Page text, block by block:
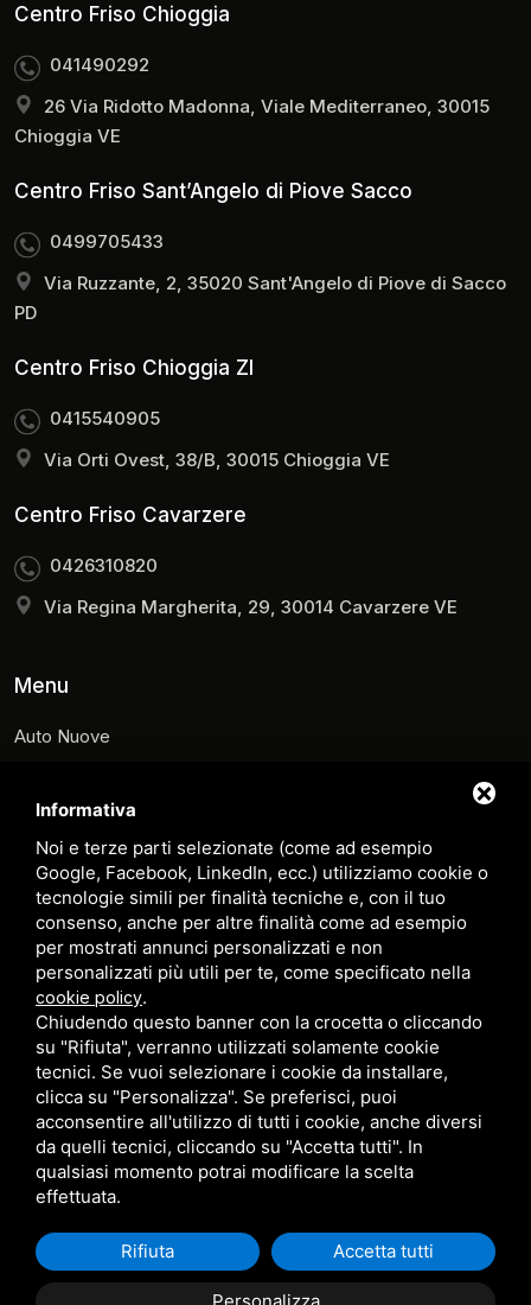
Menu
Auto Nuove
Auto Usate
Noleggio
Scooter e Monopattini
Carrelli
Veicoli Commerciali
Prenota Officina
Contatti
Sitemap
Privacy Policy
Centro Friso Chioggia
041490292
26 Via Ridotto Madonna, Viale Mediterraneo, 30015
Chioggia VE
Centro Friso Sant’Angelo di Piove Sacco
0499705433
Via Ruzzante, 2, 35020 Sant'Angelo di Piove di Sacco
PD
Centro Friso Chioggia ZI
0415540905
Via Orti Ovest, 38/B, 30015 Chioggia VE
Centro Friso Cavarzere
0426310820
Via Regina Margherita, 29, 30014 Cavarzere VE
Informativa
Noi e terze parti selezionate (come ad esempio
Google, Facebook, LinkedIn, ecc.) utilizziamo cookie o
tecnologie simili per finalità tecniche e, con il tuo
consenso, anche per altre finalità come ad esempio
per mostrati annunci personalizzati e non
personalizzati più utili per te, come specificato nella
cookie policy.
Chiudendo questo banner con la crocetta o cliccando
su "Rifiuta", verranno utilizzati solamente cookie
tecnici. Se vuoi selezionare i cookie da installare,
clicca su "Personalizza". Se preferisci, puoi
acconsentire all'utilizzo di tutti i cookie, anche diversi
da quelli tecnici, cliccando su "Accetta tutti". In
qualsiasi momento potrai modificare la scelta
effettuata.
Rifiuta Accetta tutti